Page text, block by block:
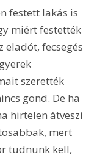
festett lakás is
miért festették
eladót, fecsegés
szerették
gond. De ha
hirtelen átveszi
mert
tudnunk kell,